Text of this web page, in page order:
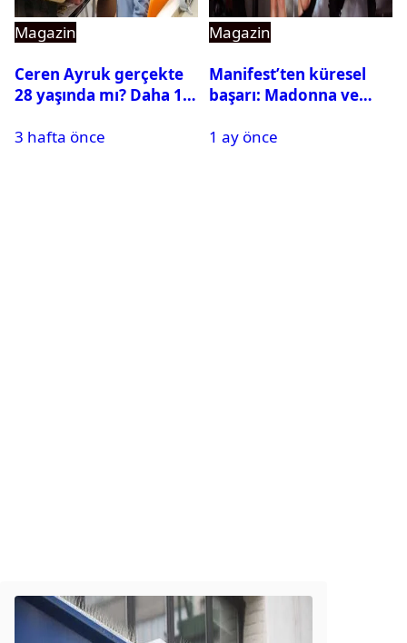
Magazin
Ceren Ayruk gerçekte
28 yaşında mı? Daha 17
3 hafta önce
Magazin
Manifest’ten küresel
başarı: Madonna ve
bıraktı
1 ay önce